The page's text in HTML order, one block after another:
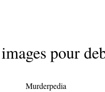
Murderpedia